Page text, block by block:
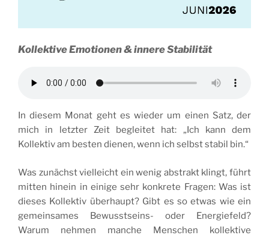
Kollektive Emotionen & innere Stabilität
In diesem Monat geht es wieder um einen Satz, der
mich in letzter Zeit begleitet hat: „Ich kann dem
Kollektiv am besten dienen, wenn ich selbst stabil bin.“
Was zunächst vielleicht ein wenig abstrakt klingt, führt
mitten hinein in einige sehr konkrete Fragen: Was ist
dieses Kollektiv überhaupt? Gibt es so etwas wie ein
gemeinsames Bewusstseins- oder Energiefeld?
Warum nehmen manche Menschen kollektive